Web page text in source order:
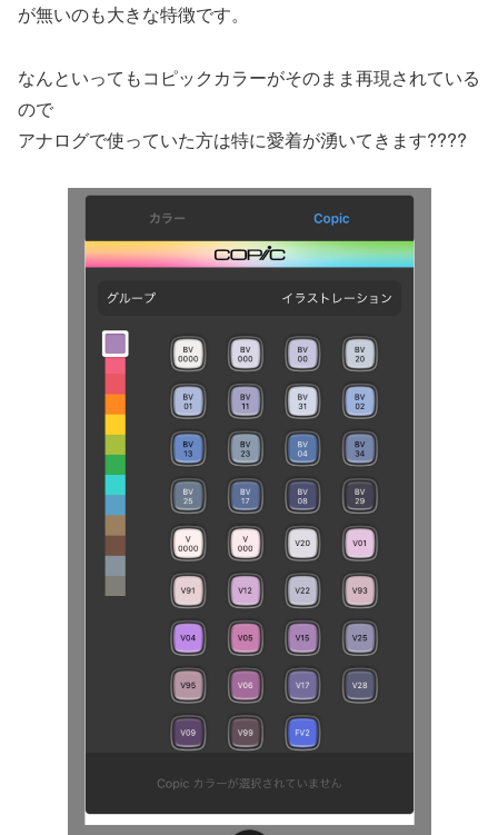
が無いのも大きな特徴です。
なんといってもコピックカラーがそのまま再現されている
ので
アナログで使っていた方は特に愛着が湧いてきます????